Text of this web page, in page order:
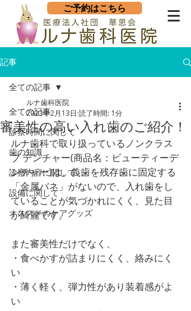
ご予約はこちら
記事
全ての記事
診察時間に関して
歯の知識
診察内容に関して
設備に関して
オススメのケアグッズ
全ての記事
審美性の高い入れ歯のご紹介！
ルナ歯科医院
2023年2月13日 読了時間: 1分
ルナ歯科で取り扱っているノンクラス
プ デンチャー(商品名：ビューティーデ
ンチャー)は、義歯を残存歯に固定する
「金属バネ」がないので、入れ歯をし
ていることが気づかれにくく、見た目
が綺麗です。
また審美性だけでなく、
・食べかすが詰まりにくく、絡みにく
い
・薄く軽く、弾力性があり装着感がよ
い